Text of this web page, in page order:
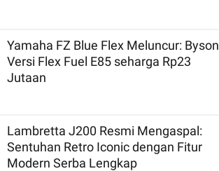
Yamaha FZ Blue Flex Meluncur: Byson
Versi Flex Fuel E85 seharga Rp23
Jutaan
Lambretta J200 Resmi Mengaspal:
Sentuhan Retro Iconic dengan Fitur
Modern Serba Lengkap